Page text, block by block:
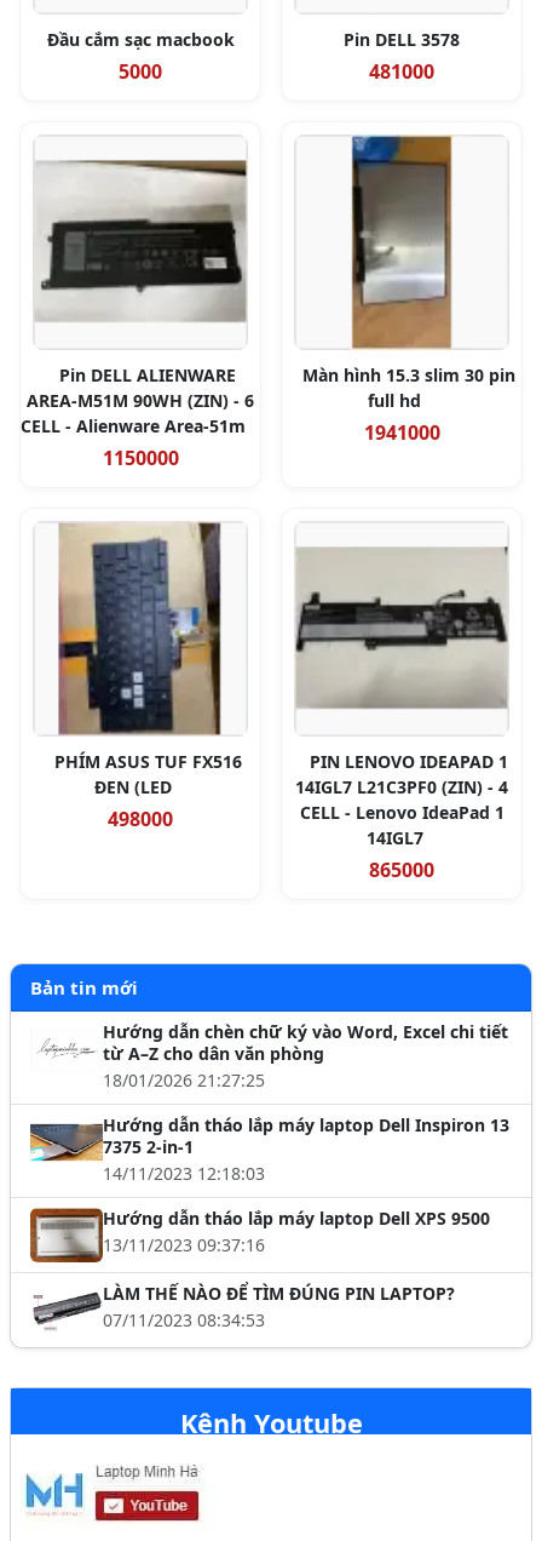
Đầu cắm sạc macbook
5000
Pin DELL 3578
481000
Pin DELL ALIENWARE
AREA-M51M 90WH (ZIN) - 6
CELL - Alienware Area-51m
1150000
Màn hình 15.3 slim 30 pin
full hd
1941000
PHÍM ASUS TUF FX516
ĐEN (LED
498000
PIN LENOVO IDEAPAD 1
14IGL7 L21C3PF0 (ZIN) - 4
CELL - Lenovo IdeaPad 1
14IGL7
865000
Bản tin mới
Hướng dẫn chèn chữ ký vào Word, Excel chi tiết
từ A–Z cho dân văn phòng
18/01/2026 21:27:25
Hướng dẫn tháo lắp máy laptop Dell Inspiron 13
7375 2-in-1
14/11/2023 12:18:03
Hướng dẫn tháo lắp máy laptop Dell XPS 9500
13/11/2023 09:37:16
LÀM THẾ NÀO ĐỂ TÌM ĐÚNG PIN LAPTOP?
07/11/2023 08:34:53
Kênh Youtube